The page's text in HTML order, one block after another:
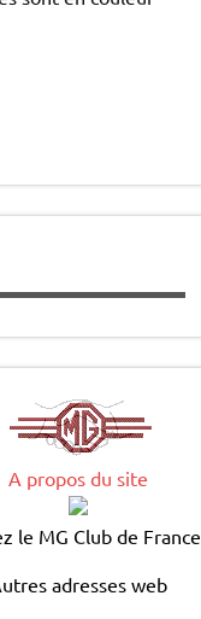
A propos du site
le MG Club de France
adresses web